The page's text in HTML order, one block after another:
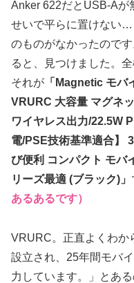
Anker 622だとUSB-Aが
せいで平らに置けない…
のものがなかったので
ると、見つけました。
それが 「Magnetic モバ
VRURC 大容量 マグネ
ワイヤレス出力/22.5W
電/PSE技術基準適合】
び便利 コンパクト モバ
リーズ最適 (ブラック)」
あるあるです）
VRURC。正直よくわか
設立され、25年間モバ
力しています。」とあ